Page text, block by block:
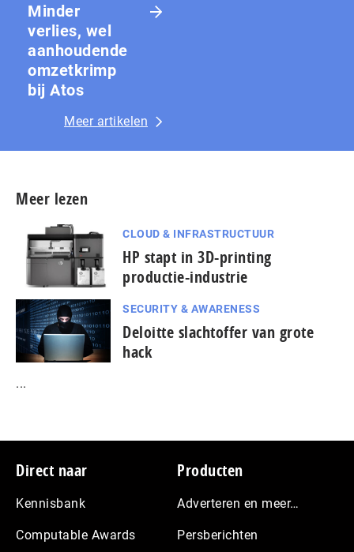
Minder
verlies, wel
aanhoudende
omzetkrimp
bij Atos
Meer artikelen
Meer lezen
CLOUD & INFRASTRUCTUUR
HP stapt in 3D-printing
productie-industrie
SECURITY & AWARENESS
Deloitte slachtoffer van grote
hack
...
Footer
Direct naar
Kennisbank
Computable Awards
Producten
Adverteren en meer…
Persberichten